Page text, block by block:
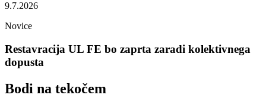
9.7.2026
Novice
Restavracija UL FE bo zaprta zaradi kolektivnega
dopusta
Bodi na tekočem